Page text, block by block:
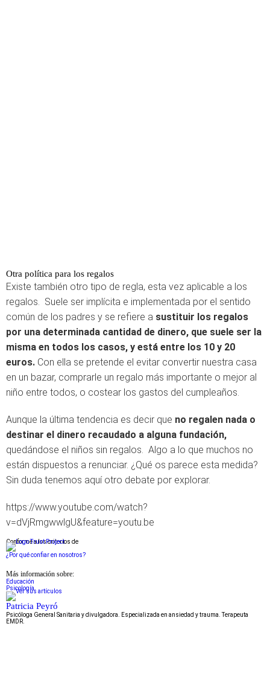
Otra política para los regalos
Existe también otro tipo de regla, esta vez aplicable a los
regalos. Suele ser implícita e implementada por el sentido
común de los padres y se refiere a sustituir los regalos
por una determinada cantidad de dinero, que suele ser la
misma en todos los casos, y está entre los 10 y 20
euros. Con ella se pretende el evitar convertir nuestra casa
en un bazar, comprarle un regalo más importante o mejor al
niño entre todos, o costear los gastos del cumpleaños.
Aunque la última tendencia es decir que no regalen nada o
destinar el dinero recaudado a alguna fundación,
quedándose el niños sin regalos. Algo a lo que muchos no
están dispuestos a renunciar. ¿Qué os parece esta medida?
Sin duda tenemos aquí otro debate por explorar.
https://www.youtube.com/watch?
v=dVjRmgwwlgU&feature=youtu.be
Conforme a los criterios de
¿Por qué confiar en nosotros?
Más información sobre:
Educación
Psicología
Patricia Peyró
Psicóloga General Sanitaria y divulgadora. Especializada en ansiedad y trauma. Terapeuta
EMDR.